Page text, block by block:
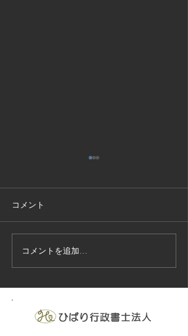
技能実習生１２名入国-フ
ィリピン、ベトナム
コメント
コメントを追加…